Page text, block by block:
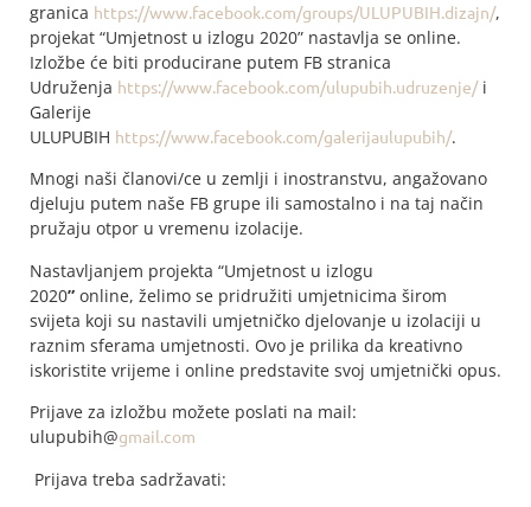
granica https://www.facebook.com/groups/ULUPUBIH.dizajn/,
projekat “Umjetnost u izlogu 2020” nastavlja se online.
Izložbe će biti producirane putem FB stranica
Udruženja https://www.facebook.com/ulupubih.udruzenje/i
Galerije
ULUPUBIH https://www.facebook.com/galerijaulupubih/.
Mnogi naši članovi/ce u zemlji i inostranstvu, angažovano
djeluju putem naše FB grupe ili samostalno i na taj način
pružaju otpor u vremenu izolacije.
Nastavljanjem projekta “Umjetnost u izlogu
2020” online, želimo se pridružiti umjetnicima širom
svijeta koji su nastavili umjetničko djelovanje u izolaciji u
raznim sferama umjetnosti. Ovo je prilika da kreativno
iskoristite vrijeme i online predstavite svoj umjetnički opus.
Prijave za izložbu možete poslati na mail:
ulupubih@gmail.com
Prijava treba sadržavati: